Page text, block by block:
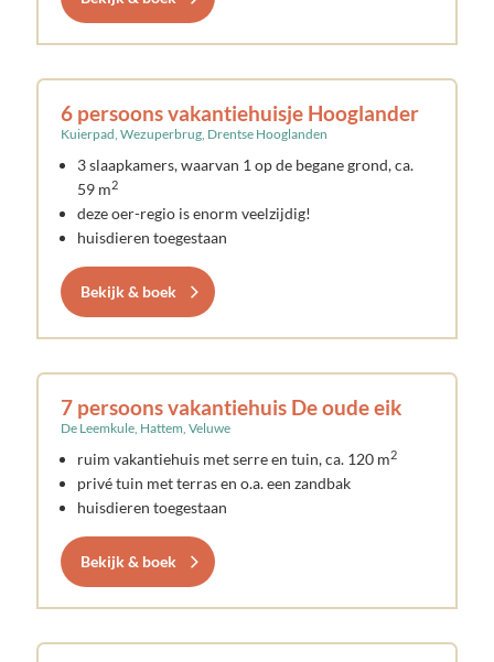
6 persoons vakantiehuisje Hooglander
Kuierpad, Wezuperbrug, Drentse Hooglanden
3 slaapkamers, waarvan 1 op de begane grond, ca.
59 m2
deze oer-regio is enorm veelzijdig!
huisdieren toegestaan
Bekijk & boek
7 persoons vakantiehuis De oude eik
De Leemkule, Hattem, Veluwe
ruim vakantiehuis met serre en tuin, ca. 120 m2
privé tuin met terras en o.a. een zandbak
huisdieren toegestaan
Bekijk & boek